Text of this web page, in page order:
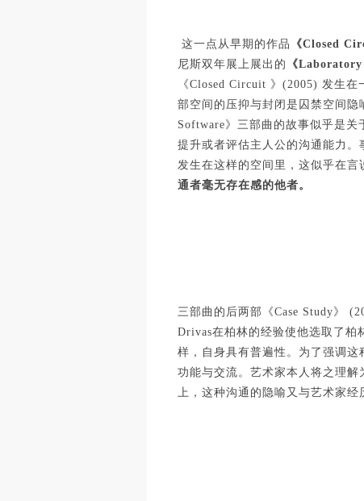
这一点从早期的作品 《Closed
尼斯双年展上展出的
《
《Closed Circuit 》(2005) 发生在
部空间的压抑与封闭是囚禁空间
Software》三部曲的故事似乎是关
提升或者评估主人公的沟通能力
发生在这样的空间里，这似乎在言
通者毫无存在感的他者。
三部曲的后两部《Case Study》
Drivas在柏林的经验使他选取了柏
样，自身具有普遍性。为了强调这
功能与交流。艺术家本人将之理解
上，这种沟通的隐喻又与艺术家经